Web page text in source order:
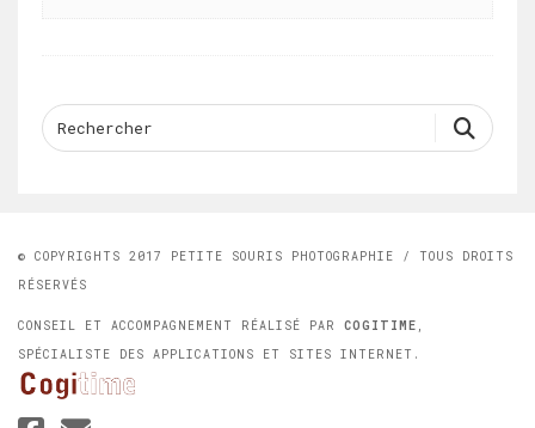
© COPYRIGHTS 2017 PETITE SOURIS PHOTOGRAPHIE / TOUS DROITS
RÉSERVÉS
CONSEIL ET ACCOMPAGNEMENT RÉALISÉ PAR COGITIME ,
SPÉCIALISTE DES APPLICATIONS ET SITES INTERNET.